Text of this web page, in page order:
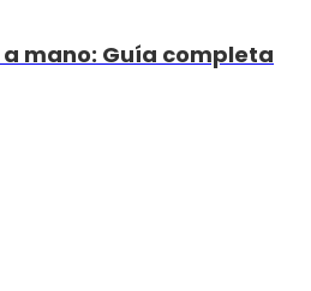
mano: Guía completa